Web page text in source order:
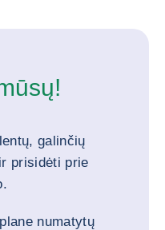
galinčių
prisidėti prie
numatytų